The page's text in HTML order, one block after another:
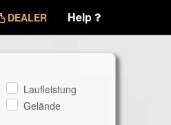
DEALER Help
Laufleistung
Gelände